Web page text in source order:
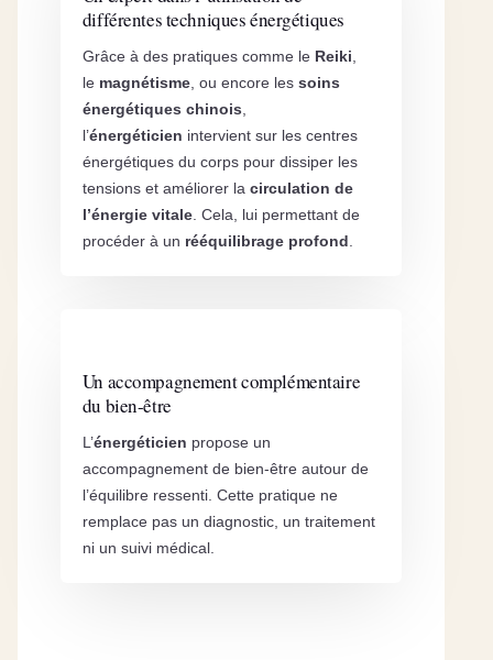
différentes techniques énergétiques
Grâce à des pratiques comme le Reiki
le magnétisme, ou encore les soins
énergétiques chinois
l’énergéticien intervient sur les centres
énergétiques du corps pour dissiper les
tensions et améliorer la circulation de
l’énergie vitale. Cela, lui permettant de
procéder à un rééquilibrage profond
Un accompagnement complémentaire
du bien-être
L’énergéticien propose un
accompagnement de bien-être autour de
l’équilibre ressenti. Cette pratique ne
remplace pas un diagnostic, un traitement
ni un suivi médical.